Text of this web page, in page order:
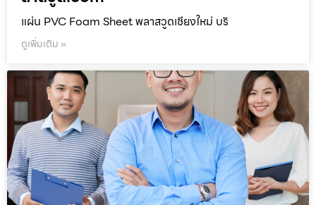
แผ่น PVC Foam Sheet พลาสวูดเชียงใหม่ บริ
ดูเพิ่มเติม »